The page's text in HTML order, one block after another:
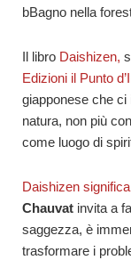
bBagno nella
Il libro Daishizen,
Edizioni il Punto
giapponese che ci
natura, non più
come luogo di
Daishizen
Chauvat invita a
saggezza, è
trasformare i